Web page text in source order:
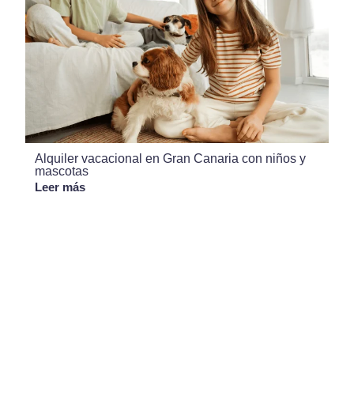
Alquiler vacacional en Gran Canaria con niños y
mascotas
Leer más